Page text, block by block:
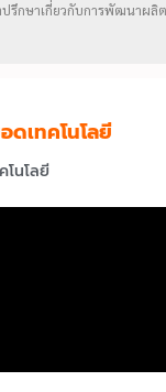
รึกษาเกี่ยวกับการพัฒนาผ
ดเทคโนโลยี
โนโลยี